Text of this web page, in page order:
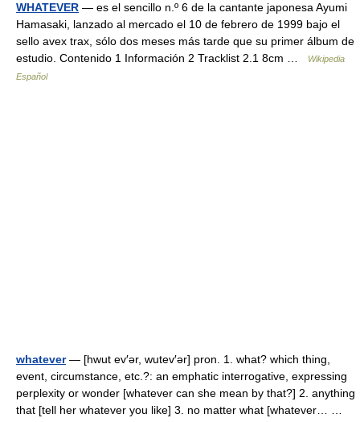
WHATEVER — es el sencillo n.º 6 de la cantante japonesa Ayumi
Hamasaki, lanzado al mercado el 10 de febrero de 1999 bajo el
sello avex trax, sólo dos meses más tarde que su primer álbum de
estudio. Contenido 1 Información 2 Tracklist 2.1 8cm …
Wikipedia
Español
whatever— [hwut ev′ər, wutev′ər] pron. 1. what? which thing,
event, circumstance, etc.?: an emphatic interrogative, expressing
perplexity or wonder [whatever can she mean by that?] 2. anything
that [tell her whatever you like] 3. no matter what [whatever… …